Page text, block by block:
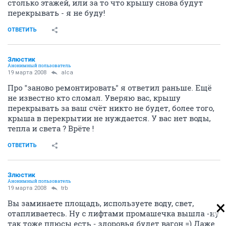
столько этажей, или за то что крышу снова будут
перекрывать - я не буду!
ОТВЕТИТЬ
Злюстик
Анонимный пользователь
19 марта 2008 alca
Про "заново ремонтировать" я ответил раньше. Ещё
не известно кто сломал. Уверяю вас, крышу
перекрывать за ваш счёт никто не будет, более того,
крыша в перекрытии не нуждается. У вас нет воды,
тепла и света ? Врёте !
ОТВЕТИТЬ
Злюстик
Анонимный пользователь
19 марта 2008 trb
Вы заминаете площадь, используете воду, свет,
отапливаетесь. Ну с лифтами промашечка вышла -ну
так тоже плюсы есть - здоровья будет вагон =) Даже